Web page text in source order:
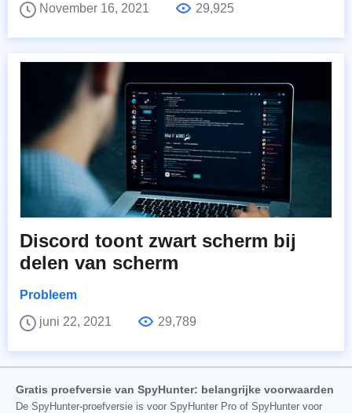
November 16, 2021
29,925
Discord toont zwart scherm bij
delen van scherm
Probleem
juni 22, 2021
29,789
Gratis proefversie van SpyHunter: belangrijke voorwaarden
De SpyHunter-proefversie is voor SpyHunter Pro of SpyHunter voor